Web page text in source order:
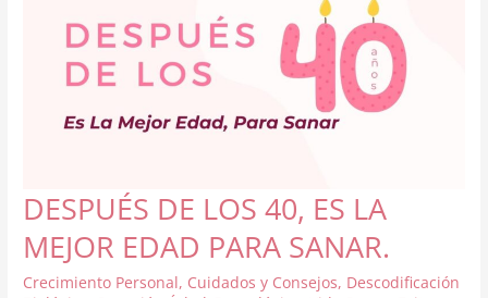
DESPUÉS DE LOS 40, ES LA
MEJOR EDAD PARA SANAR.
Crecimiento Personal, Cuidados y Consejos, Descodificación